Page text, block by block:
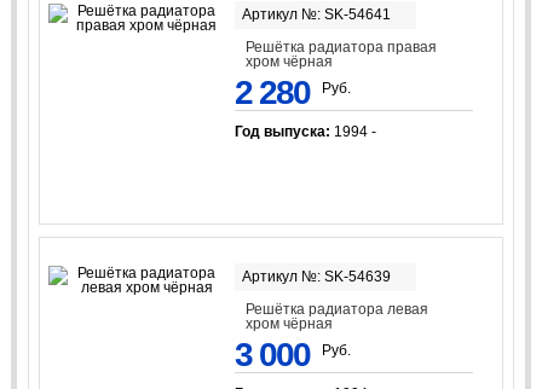
Артикул №: SK-54641
Решётка радиатора правая
хром чёрная
2 280 Руб.
Год выпуска: 1994 -
Артикул №: SK-54639
Решётка радиатора левая
хром чёрная
3 000 Руб.